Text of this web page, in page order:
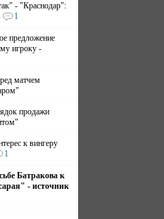
- "Краснодар":
1
предложение
игроку -
матчем
продажи
к вингеру
1
Батракова к
- источник